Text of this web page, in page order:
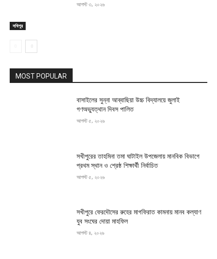
সখিপুর
আগস্ট ৩, ২০২৬
MOST POPULAR
বাসাইলের সুন্না আব্বাছিয়া উচ্চ বিদ্যালয়ে জুলাই
গণঅভ্যুত্থান দিবস পালিত
আগস্ট ৫, ২০২৬
সখীপুরের তাহমিনা তমা ঘাটাইল উপজেলায় মানবিক বিভাগে
প্রথম স্থান ও শ্রেষ্ঠ শিক্ষার্থী নির্বাচিত
আগস্ট ৫, ২০২৬
সখীপুরে ফেরদৌসের রুহের মাগফিরাত কামনায় মানব কল্যাণ
যুব সংঘের দোয়া মাহফিল
আগস্ট ৪, ২০২৬